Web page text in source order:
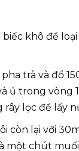
biếc khô để
trà và đổ
ủ trong vòng
rây lọc để lấy
còn lại với
một chút